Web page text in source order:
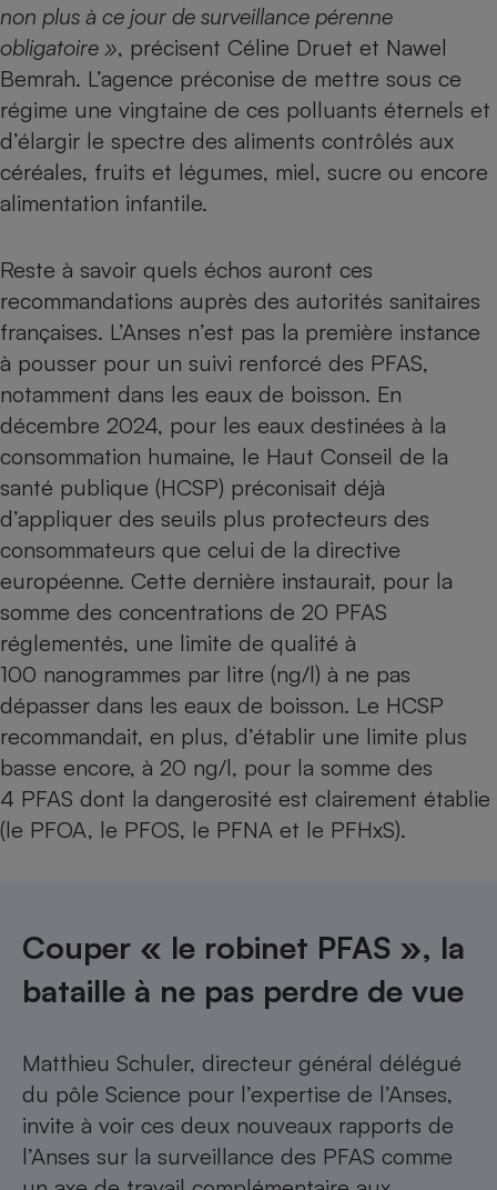
non plus à ce jour de surveillance pérenne
obligatoire », précisent Céline Druet et Nawel
Bemrah. L’agence préconise de mettre sous ce
régime une vingtaine de ces polluants éternels et
d’élargir le spectre des aliments contrôlés aux
céréales, fruits et légumes, miel, sucre ou encore
alimentation infantile.
Reste à savoir quels échos auront ces
recommandations auprès des autorités sanitaires
françaises. L’Anses n’est pas la première instance
à pousser pour un suivi renforcé des PFAS,
notamment dans les eaux de boisson. En
décembre 2024, pour les eaux destinées à la
consommation humaine, le Haut Conseil de la
santé publique (HCSP) préconisait déjà
d’appliquer des seuils plus protecteurs des
consommateurs que celui de la directive
européenne. Cette dernière instaurait, pour la
somme des concentrations de 20 PFAS
réglementés, une limite de qualité à
100 nanogrammes par litre (ng/l) à ne pas
dépasser dans les eaux de boisson. Le HCSP
recommandait, en plus, d’établir une limite plus
basse encore, à 20 ng/l, pour la somme des
4 PFAS dont la dangerosité est clairement établie
(le PFOA, le PFOS, le PFNA et le PFHxS).
Couper « le robinet PFAS », la
bataille à ne pas perdre de vue
Matthieu Schuler, directeur général délégué
du pôle Science pour l’expertise de l’Anses,
invite à voir ces deux nouveaux rapports de
l’Anses sur la surveillance des PFAS comme